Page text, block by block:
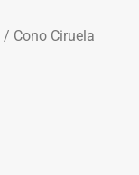
/ Cono Ciruela